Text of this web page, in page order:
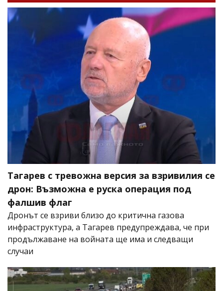
Тагарев с тревожна версия за взривилия се
дрон: Възможна е руска операция под
фалшив флаг
Дронът се взриви близо до критична газова
инфраструктура, а Тагарев предупреждава, че при
продължаване на войната ще има и следващи
случаи